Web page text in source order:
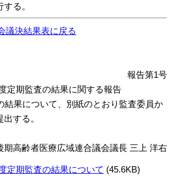
る。
議決結果表に戻る
報告第1号
定期監査の結果に関する報告
結果について、別紙のとおり監査委員か
する。
期高齢者医療広域連合議会議長 三上 洋右
定期監査の結果について (45.6KB)